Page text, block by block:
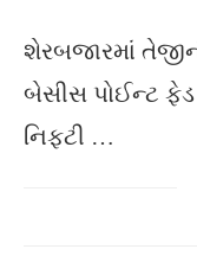
શેરબજારમાં
બેસીસ પોઈન્ટ
નિફટી …